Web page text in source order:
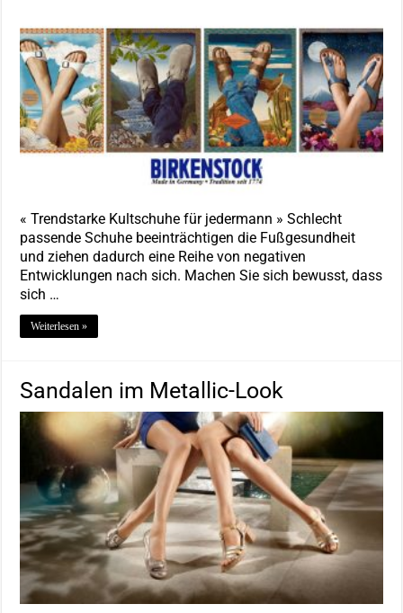
« Trendstarke Kultschuhe für jedermann » Schlecht
passende Schuhe beeinträchtigen die Fußgesundheit
und ziehen dadurch eine Reihe von negativen
Entwicklungen nach sich. Machen Sie sich bewusst, dass
sich …
Weiterlesen »
Sandalen im Metallic-Look